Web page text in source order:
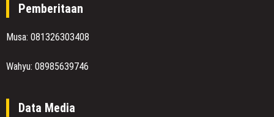
Pemberitaan
Musa: 081326303408
Wahyu: 08985639746
Data Media